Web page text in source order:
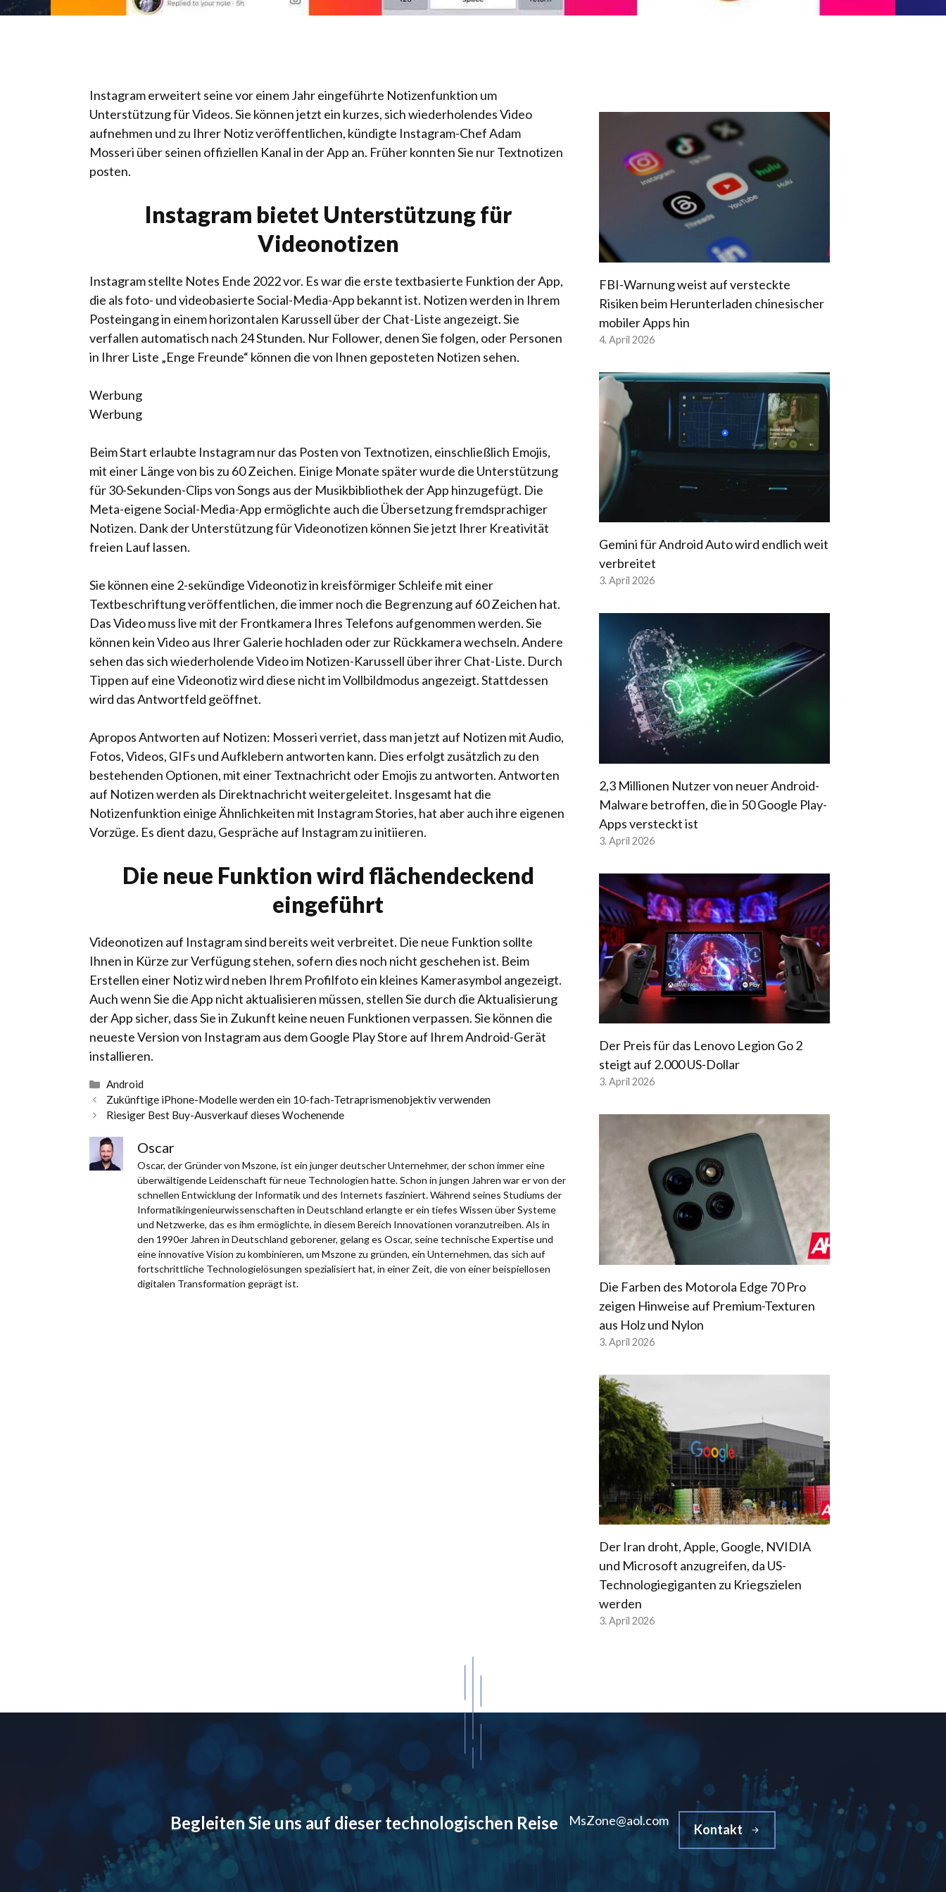
Instagram erweitert seine vor einem Jahr eingeführte Notizenfunktion um
Unterstützung für Videos. Sie können jetzt ein kurzes, sich wiederholendes Video
aufnehmen und zu Ihrer Notiz veröffentlichen, kündigte Instagram-Chef Adam
Mosseri über seinen offiziellen Kanal in der App an. Früher konnten Sie nur Textnotizen
posten.
Instagram bietet Unterstützung für
Videonotizen
Instagram stellte Notes Ende 2022 vor. Es war die erste textbasierte Funktion der App,
die als foto- und videobasierte Social-Media-App bekannt ist. Notizen werden in Ihrem
Posteingang in einem horizontalen Karussell über der Chat-Liste angezeigt. Sie
verfallen automatisch nach 24 Stunden. Nur Follower, denen Sie folgen, oder Personen
in Ihrer Liste „Enge Freunde“ können die von Ihnen geposteten Notizen sehen.
Werbung
Werbung
Beim Start erlaubte Instagram nur das Posten von Textnotizen, einschließlich Emojis,
mit einer Länge von bis zu 60 Zeichen. Einige Monate später wurde die Unterstützung
für 30-Sekunden-Clips von Songs aus der Musikbibliothek der App hinzugefügt. Die
Meta-eigene Social-Media-App ermöglichte auch die Übersetzung fremdsprachiger
Notizen. Dank der Unterstützung für Videonotizen können Sie jetzt Ihrer Kreativität
freien Lauf lassen.
Sie können eine 2-sekündige Videonotiz in kreisförmiger Schleife mit einer
Textbeschriftung veröffentlichen, die immer noch die Begrenzung auf 60 Zeichen hat.
Das Video muss live mit der Frontkamera Ihres Telefons aufgenommen werden. Sie
können kein Video aus Ihrer Galerie hochladen oder zur Rückkamera wechseln. Andere
sehen das sich wiederholende Video im Notizen-Karussell über ihrer Chat-Liste. Durch
Tippen auf eine Videonotiz wird diese nicht im Vollbildmodus angezeigt. Stattdessen
wird das Antwortfeld geöffnet.
Apropos Antworten auf Notizen: Mosseri verriet, dass man jetzt auf Notizen mit Audio,
Fotos, Videos, GIFs und Aufklebern antworten kann. Dies erfolgt zusätzlich zu den
bestehenden Optionen, mit einer Textnachricht oder Emojis zu antworten. Antworten
auf Notizen werden als Direktnachricht weitergeleitet. Insgesamt hat die
Notizenfunktion einige Ähnlichkeiten mit Instagram Stories, hat aber auch ihre eigenen
Vorzüge. Es dient dazu, Gespräche auf Instagram zu initiieren.
Die neue Funktion wird flächendeckend
eingeführt
Videonotizen auf Instagram sind bereits weit verbreitet. Die neue Funktion sollte
Ihnen in Kürze zur Verfügung stehen, sofern dies noch nicht geschehen ist. Beim
Erstellen einer Notiz wird neben Ihrem Profilfoto ein kleines Kamerasymbol angezeigt.
Auch wenn Sie die App nicht aktualisieren müssen, stellen Sie durch die Aktualisierung
der App sicher, dass Sie in Zukunft keine neuen Funktionen verpassen. Sie können die
neueste Version von Instagram aus dem Google Play Store auf Ihrem Android-Gerät
installieren.
Kategorien
Android
Zukünftige iPhone-Modelle werden ein 10-fach-Tetraprismenobjektiv verwenden
Riesiger Best Buy-Ausverkauf dieses Wochenende
Oscar
Oscar, der Gründer von Mszone, ist ein junger deutscher Unternehmer, der schon immer eine
überwältigende Leidenschaft für neue Technologien hatte. Schon in jungen Jahren war er von der
schnellen Entwicklung der Informatik und des Internets fasziniert. Während seines Studiums der
Informatikingenieurwissenschaften in Deutschland erlangte er ein tiefes Wissen über Systeme
und Netzwerke, das es ihm ermöglichte, in diesem Bereich Innovationen voranzutreiben. Als in
den 1990er Jahren in Deutschland geborener, gelang es Oscar, seine technische Expertise und
eine innovative Vision zu kombinieren, um Mszone zu gründen, ein Unternehmen, das sich auf
fortschrittliche Technologielösungen spezialisiert hat, in einer Zeit, die von einer beispiellosen
digitalen Transformation geprägt ist.
FBI-Warnung weist auf versteckte
Risiken beim Herunterladen chinesischer
mobiler Apps hin
4. April 2026
Gemini für Android Auto wird endlich weit
verbreitet
3. April 2026
2,3 Millionen Nutzer von neuer Android-
Malware betroffen, die in 50 Google Play-
Apps versteckt ist
3. April 2026
Der Preis für das Lenovo Legion Go 2
steigt auf 2.000 US-Dollar
3. April 2026
Die Farben des Motorola Edge 70 Pro
zeigen Hinweise auf Premium-Texturen
aus Holz und Nylon
3. April 2026
Der Iran droht, Apple, Google, NVIDIA
und Microsoft anzugreifen, da US-
Technologiegiganten zu Kriegszielen
werden
3. April 2026
Begleiten Sie uns auf dieser technologischen Reise MsZone@aol.com
Kontakt